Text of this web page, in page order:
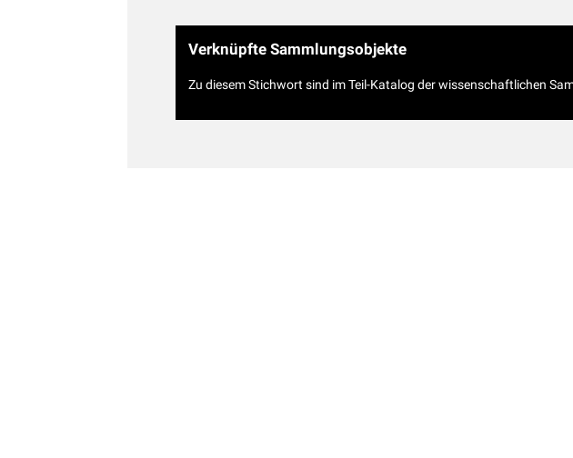
Verknüpfte Sammlungsobjekte
Zu diesem Stichwort sind im Teil-Katalog der wissenschaftlichen